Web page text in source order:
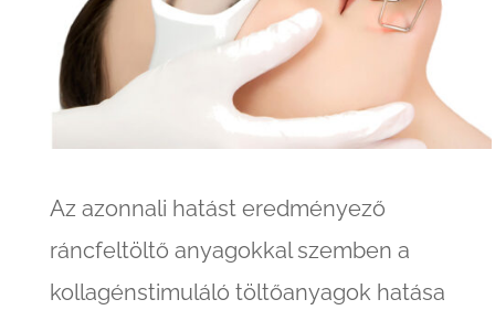
Az azonnali hatást eredményező
ráncfeltöltő anyagokkal szemben a
kollagénstimuláló töltőanyagok hatása